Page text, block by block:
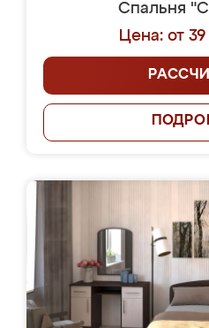
Спальня
Цена: от